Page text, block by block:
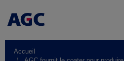
Accueil